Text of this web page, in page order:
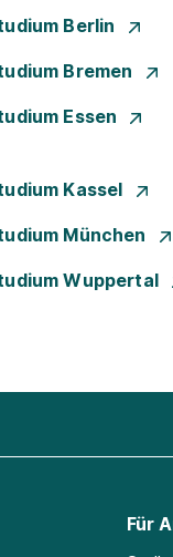
Berlin
Bremen
Essen
Kassel
München
Wuppertal
Für